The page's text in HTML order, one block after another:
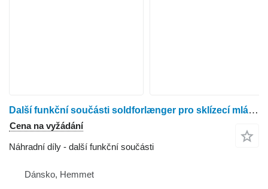
Další funkční součásti soldforlænger pro sklízecí mlátičku New Holland TX68
Cena na vyžádání
Náhradní díly - další funkční součásti
Dánsko, Hemmet